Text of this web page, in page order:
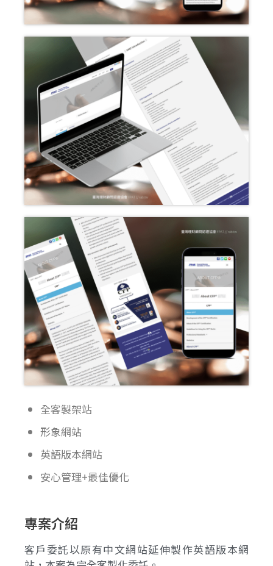
全客製架站
形象網站
英語版本網站
安心管理+最佳優化
專案介紹
客戶委託以原有中文網站延伸製作英語版本網